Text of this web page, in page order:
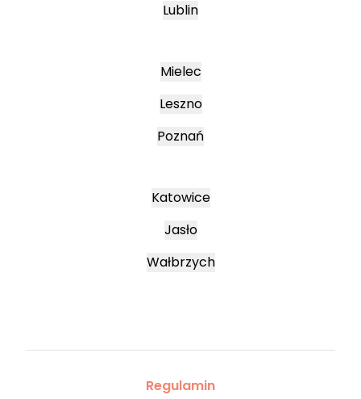
Lublin
Mielec
Leszno
Poznań
Katowice
Jasło
Wałbrzych
Regulamin